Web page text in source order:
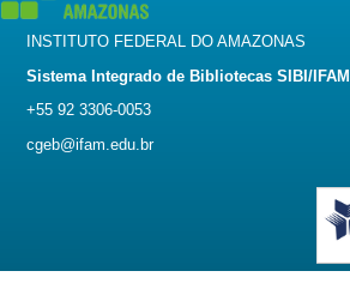
INSTITUTO FEDERAL DO AMAZONAS
Sistema Integrado de Bibliotecas SIBI/IFAM
+55 92 3306-0053
cgeb@ifam.edu.br